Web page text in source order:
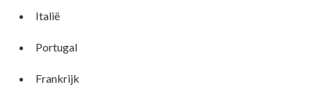
Italië
Portugal
Frankrijk